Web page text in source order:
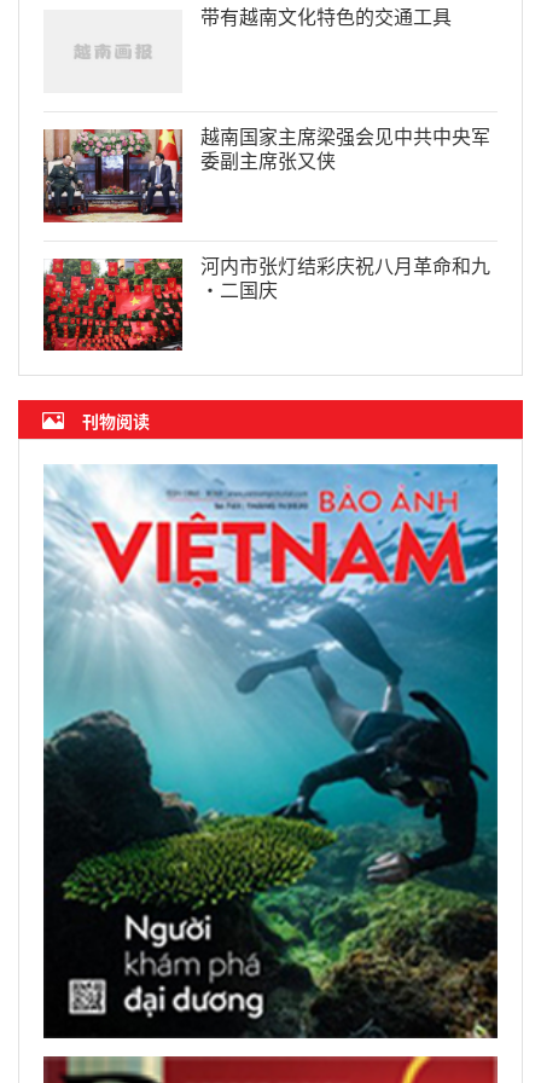
带有越南文化特色的交通工具
越南国家主席梁强会见中共中央军
委副主席张又侠
河内市张灯结彩庆祝八月革命和九
·二国庆
刊物阅读